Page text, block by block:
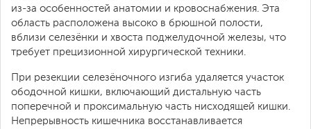
из-за особенностей анатомии и кровоснабжения. Эта
область расположена высоко в брюшной полости,
вблизи селезёнки и хвоста поджелудочной железы, что
требует прецизионной хирургической техники.
При резекции селезёночного изгиба удаляется участок
ободочной кишки, включающий дистальную часть
поперечной и проксимальную часть нисходящей кишки.
Непрерывность кишечника восстанавливается